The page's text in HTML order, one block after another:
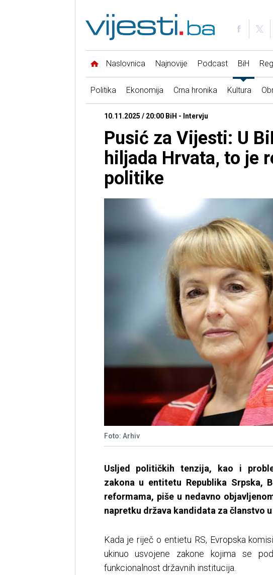
Naslovnica Najnovije Podcast BiH
Politika Ekonomija Crna hronika Kultura
10.11.2025 / 20:00 BiH - Intervju
Pusić za Vijesti: U
hiljada Hrvata, to je
politike
Foto: Arhiv
Usljed političkih tenzija, kao i
zakona u entitetu Republika Srpska,
reformama, piše u nedavno
napretku država kandidata za članstvo
Kada je riječ o entietu RS, Evropska
ukinuo usvojene zakone kojima se
funkcionalnost državnih institucija.